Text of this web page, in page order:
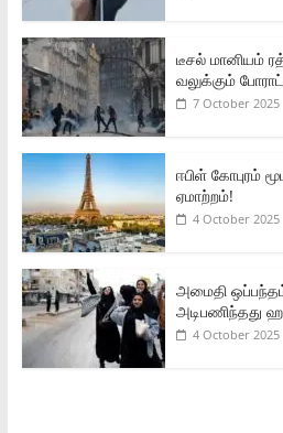
டீசல் மானியம்
வலுக்கும்
7 October 2025
ஈபிள் கோபுரம்
ஏமாற்றம்!
4 October 2025
அமைதி ஒப்பந்தம்
அடிபணிந்தது
4 October 2025